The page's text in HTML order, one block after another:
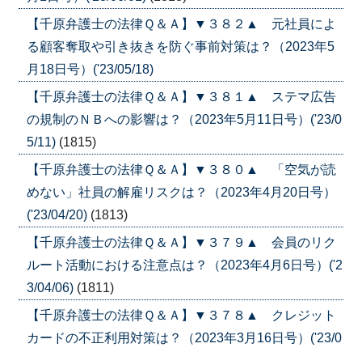
【千原弁護士の法律Ｑ＆Ａ】▼３８２▲ 元社員によ
る顧客奪取や引き抜きを防ぐ事前対策は？（2023年5
月18日号）('23/05/18)
【千原弁護士の法律Ｑ＆Ａ】▼３８１▲ ステマ広告
の規制のＮＢへの影響は？（2023年5月11日号）('23/0
5/11) (1815)
【千原弁護士の法律Ｑ＆Ａ】▼３８０▲ 「空気が読
めない」社員の解雇リスクは？（2023年4月20日号）
('23/04/20) (1813)
【千原弁護士の法律Ｑ＆Ａ】▼３７９▲ 会員のリク
ルート活動における注意点は？（2023年4月6日号）('2
3/04/06) (1811)
【千原弁護士の法律Ｑ＆Ａ】▼３７８▲ クレジット
カードの不正利用対策は？（2023年3月16日号）('23/0